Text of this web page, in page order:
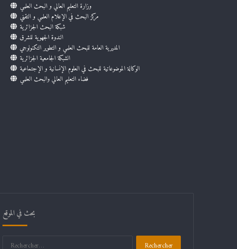
وزارة التعليم العالي و البحث العلمي
مركز البحث في الإعلام العلمي و التقني
شبكة البحث الجزائرية
الندوة الجهوية للشرق
المديرية العامة للبحث العلمي و التطوير التكنولوجي
الشبكة الجامعية الجزائرية
الوكالة الموضوعاتية للبحث في العلوم الإنسانية و الإجتماعية
فضاء التعليم العالي والبحث العلمي
بحث في الموقع
Rechercher :